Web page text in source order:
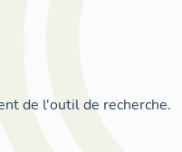
de l'outil de recherche.